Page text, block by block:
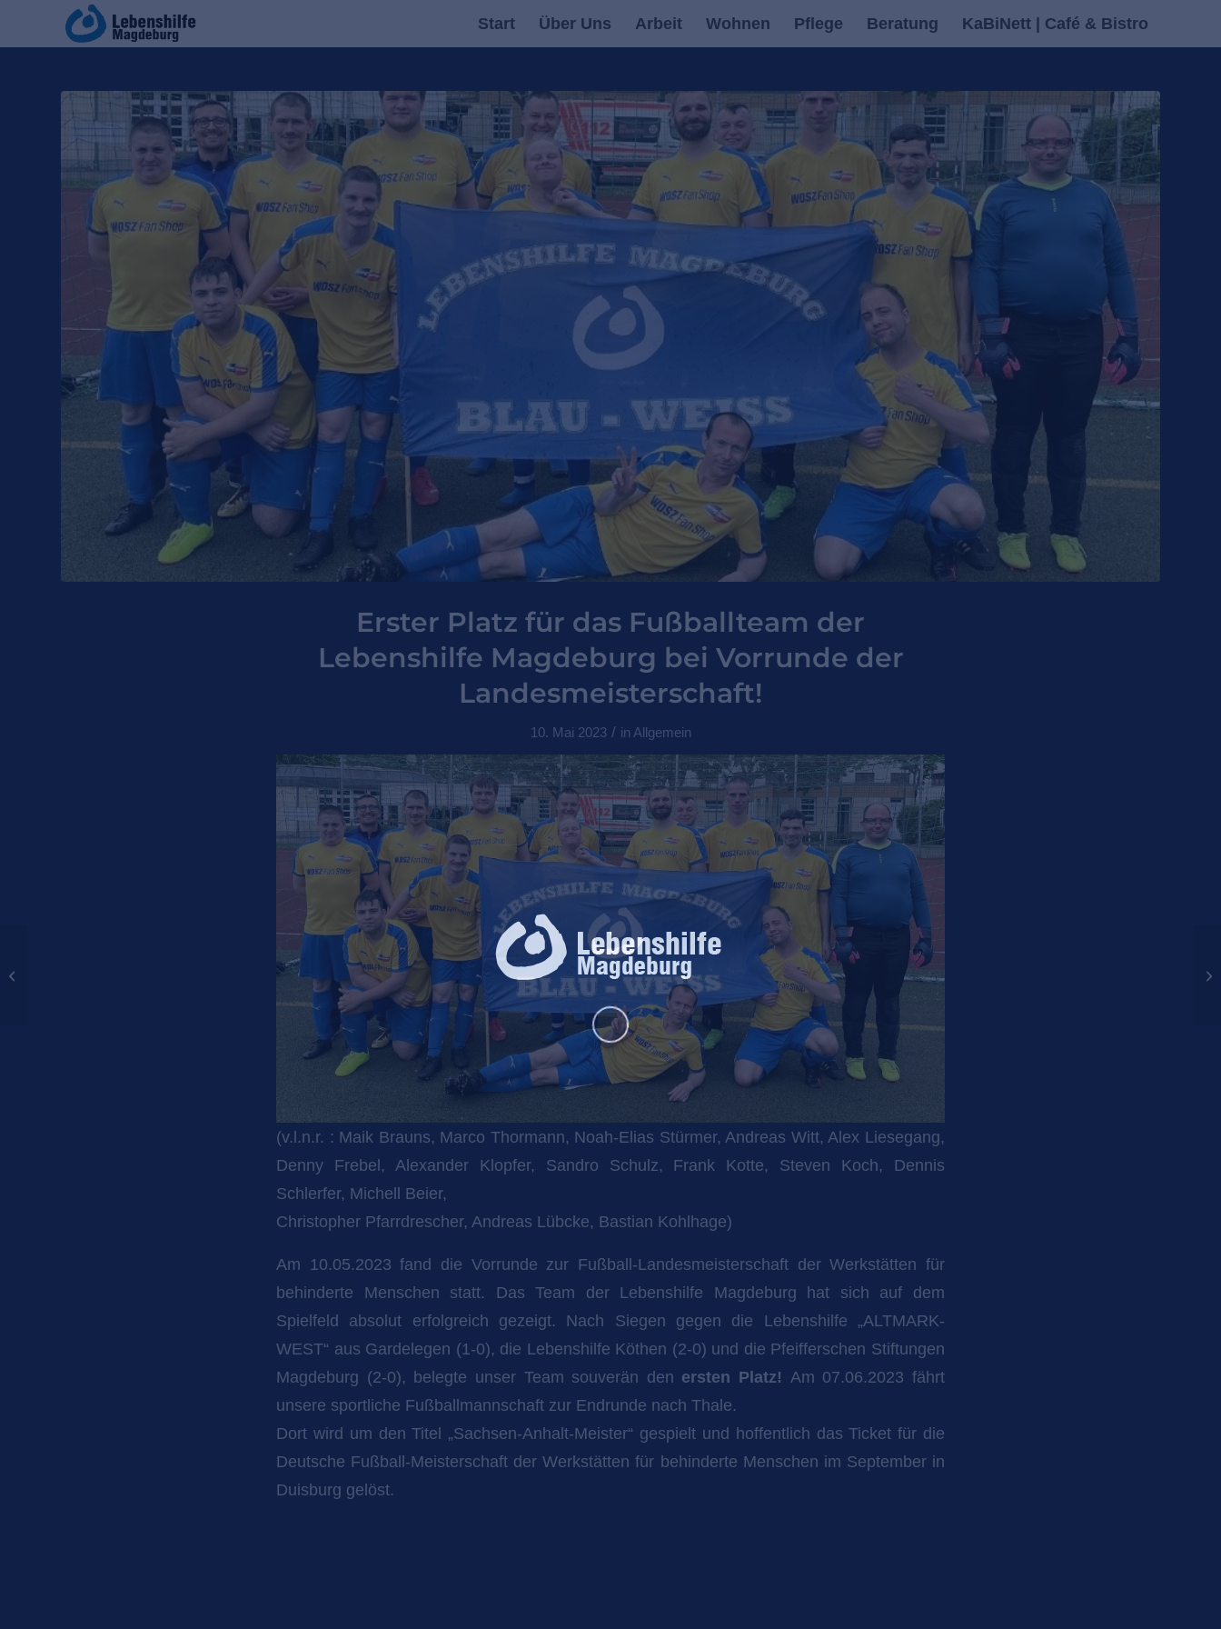
Start Über Uns Arbeit Wohnen Pflege Beratung KaBiNett | Café & Bistro
Erster Platz für das Fußballteam der
Lebenshilfe Magdeburg bei Vorrunde der
Landesmeisterschaft!
10. Mai 2023 / in Allgemein
(v.l.n.r. : Maik Brauns, Marco Thormann, Noah-Elias Stürmer, Andreas Witt, Alex Liesegang,
Denny Frebel, Alexander Klopfer, Sandro Schulz, Frank Kotte, Steven Koch, Dennis
Schlerfer, Michell Beier,
Christopher Pfarrdrescher, Andreas Lübcke, Bastian Kohlhage)
Am 10.05.2023 fand die Vorrunde zur Fußball-Landesmeisterschaft der Werkstätten für
behinderte Menschen statt. Das Team der Lebenshilfe Magdeburg hat sich auf dem
Spielfeld absolut erfolgreich gezeigt. Nach Siegen gegen die Lebenshilfe „ALTMARK-
WEST“ aus Gardelegen (1-0), die Lebenshilfe Köthen (2-0) und die Pfeifferschen Stiftungen
Magdeburg (2-0), belegte unser Team souverän den ersten Platz! Am 07.06.2023 fährt
unsere sportliche Fußballmannschaft zur Endrunde nach Thale.
Dort wird um den Titel „Sachsen-Anhalt-Meister“ gespielt und hoffentlich das Ticket für die
Deutsche Fußball-Meisterschaft der Werkstätten für behinderte Menschen im September in
Duisburg gelöst.